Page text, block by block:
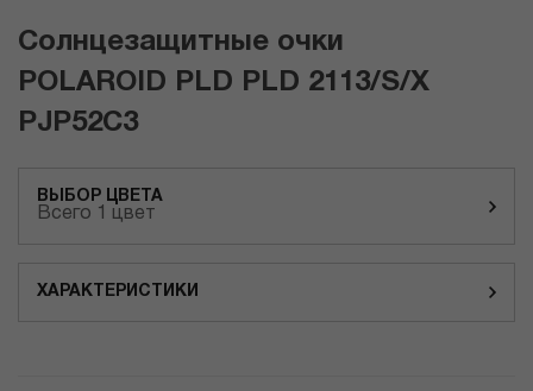
Солнцезащитные очки
POLAROID PLD PLD 2113/S/X
PJP52C3
ВЫБОР ЦВЕТА
Всего 1 цвет
ХАРАКТЕРИСТИКИ